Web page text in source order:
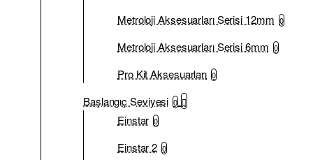
Metroloji Aksesuarları Serisi 12mm 0
Metroloji Aksesuarları Serisi 6mm 0
Pro Kit Aksesuarları 0
Başlangıç Seviyesi 0
Einstar 0
Einstar 2 0